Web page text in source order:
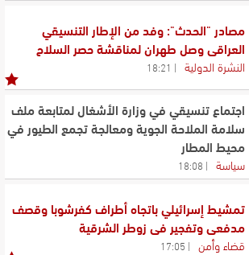
مصادر "الحدث": وفد من الإطار التنسيقي
العراقي وصل طهران لمناقشة حصر السلاح
النشرة الدولية 18:21
اجتماع تنسيقي في وزارة الأشغال لمتابعة ملف
سلامة الملاحة الجوية ومعالجة تجمع الطيور في
محيط المطار
سياسة 18:08
تمشيط إسرائيلي باتجاه أطراف كفرشوبا وقصف
مدفعي وتفجير في زوطر الشرقية
قضاء وأمن 17:05